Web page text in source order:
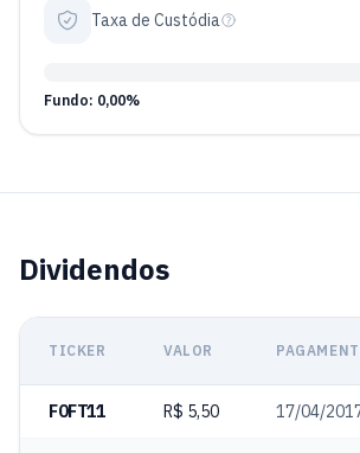
Taxa de Custódia
Fundo: 0,00%
Dividendos
TICKER VALOR
FOFT11 R$ 5,50 17/04/